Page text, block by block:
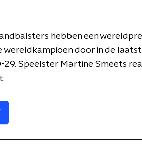
hebben een
wereldkampioen door in de
29. Speelster Martine Smeets